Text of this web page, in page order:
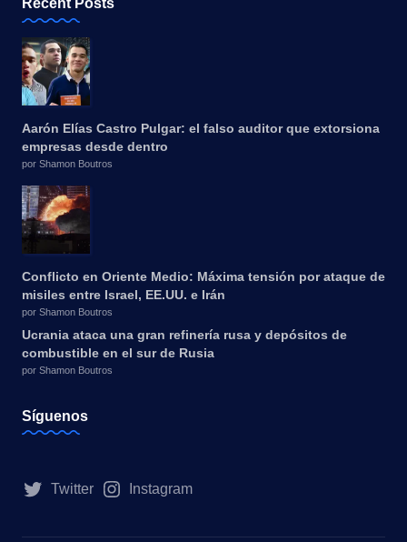
Recent Posts
Aarón Elías Castro Pulgar: el falso auditor que extorsiona
empresas desde dentro
por Shamon Boutros
Conflicto en Oriente Medio: Máxima tensión por ataque de
misiles entre Israel, EE.UU. e Irán
por Shamon Boutros
Ucrania ataca una gran refinería rusa y depósitos de
combustible en el sur de Rusia
por Shamon Boutros
Síguenos
Twitter Instagram